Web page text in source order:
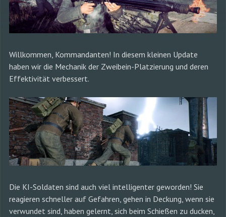
Willkommen, Kommandanten! In diesem kleinen Update
haben wir die Mechanik der Zweibein-Platzierung und deren
Effektivität verbessert.
Die KI-Soldaten sind auch viel intelligenter geworden! Sie
reagieren schneller auf Gefahren, gehen in Deckung, wenn sie
verwundet sind, haben gelernt, sich beim Schießen zu ducken,